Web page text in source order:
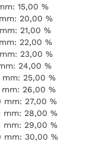
15,00 %
20,00 %
21,00 %
22,00 %
23,00 %
24,00 %
mm: 25,00 %
mm: 26,00 %
mm: 27,00 %
mm: 28,00 %
mm: 29,00 %
mm: 30,00 %